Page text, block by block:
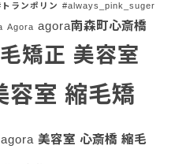
ランポリン #always_pink_suger
Agora agora南森町心斎橋
矯正 美容室
容室 縮毛矯
agora 美容室 心斎橋 縮毛